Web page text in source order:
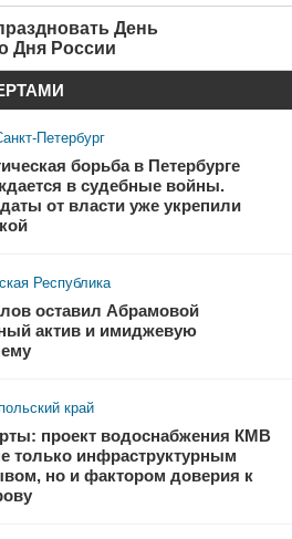
День
Дня России
Петербург
борьба в Петербурге
в судебные войны.
от власти уже укрепили
Республика
оставил Абрамовой
актив и имиджевую
край
проект водоснабжения КМВ
только инфраструктурным
но и фактором доверия к